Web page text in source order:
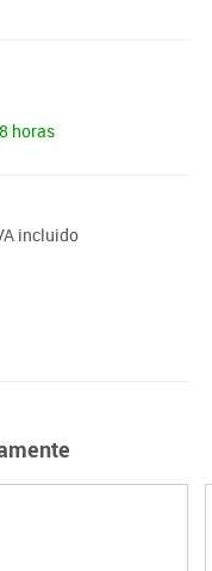
horas
incluido